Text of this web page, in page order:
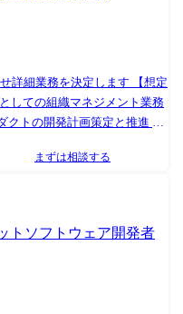
業務を決定します 【想定
しての組織マネジメント業務
クトの開発計画策定と推進 ・
リソース計画、マイルスト
→学習→評価→実装」のサイク
・管理 ・AIサービス企画開発
理 ・AIエンジニア、ソフトウ
てと進捗管理 ・「AIの精度
」の整合性をとり、リリース
の調整 ・車両開発部門や関
(API仕様等)の調整 ・ビジネ
まずは相談する
トソフトウェア開発者